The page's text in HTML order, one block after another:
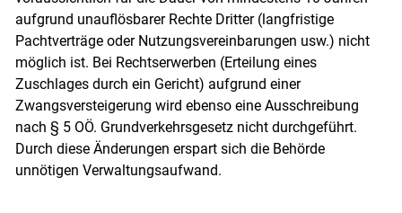
aufgrund unauflösbarer Rechte Dritter (langfristige
Pachtverträge oder Nutzungsvereinbarungen usw.) nicht
möglich ist. Bei Rechtserwerben (Erteilung eines
Zuschlages durch ein Gericht) aufgrund einer
Zwangsversteigerung wird ebenso eine Ausschreibung
nach § 5 OÖ. Grundverkehrsgesetz nicht durchgeführt.
Durch diese Änderungen erspart sich die Behörde
unnötigen Verwaltungsaufwand.